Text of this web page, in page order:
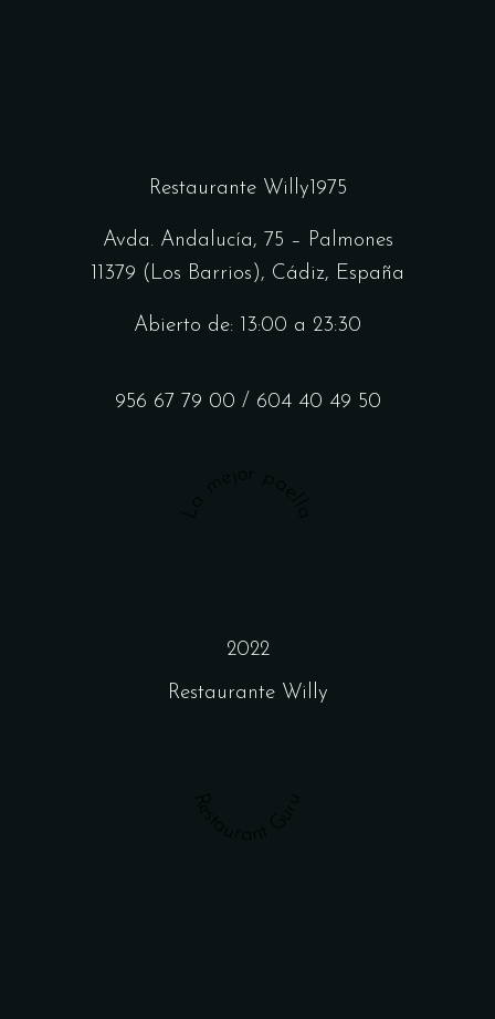
Restaurante Willy1975
Avda. Andalucía, 75 – Palmones
11379 (Los Barrios), Cádiz, España
Abierto de: 13:00 a 23:30
956 67 79 00 / 604 40 49 50
2022
Restaurante Willy